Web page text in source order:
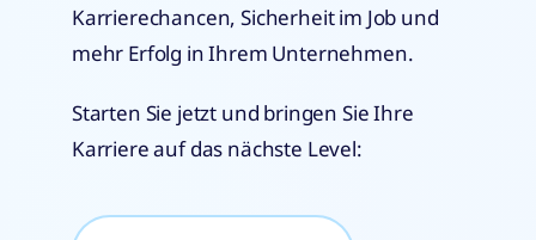
Karrierechancen, Sicherheit im Job und
mehr Erfolg in Ihrem Unternehmen.
Starten Sie jetzt und bringen Sie Ihre
Karriere auf das nächste Level: